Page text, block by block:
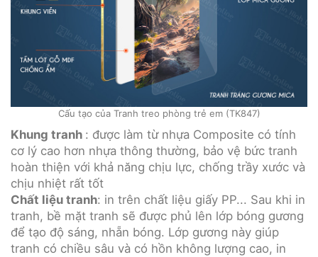
Cấu tạo của Tranh treo phòng trẻ em (TK847)
Khung tranh : được làm từ nhựa Composite có tính
cơ lý cao hơn nhựa thông thường, bảo vệ bức tranh
hoàn thiện với khả năng chịu lực, chống trầy xước và
chịu nhiệt rất tốt
Chất liệu tranh: in trên chất liệu giấy PP... Sau khi in
tranh, bề mặt tranh sẽ được phủ lên lớp bóng gương
để tạo độ sáng, nhẵn bóng. Lớp gương này giúp
tranh có chiều sâu và có hồn không lượng cao, in